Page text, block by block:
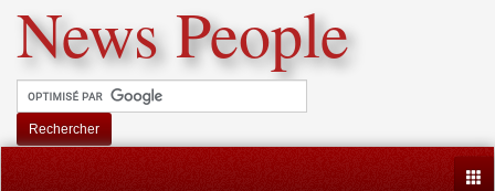
News People
Rechercher